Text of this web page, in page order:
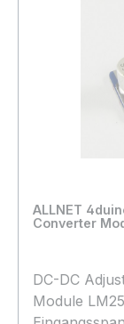
ALLNET
Converter
DC-DC
Module